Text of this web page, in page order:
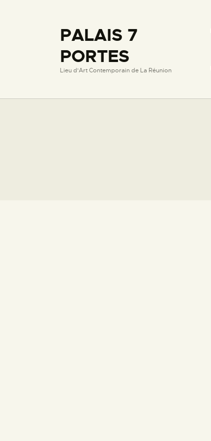
PALAIS 7
PORTES
Lieu d'Art Contemporain de La Réunion